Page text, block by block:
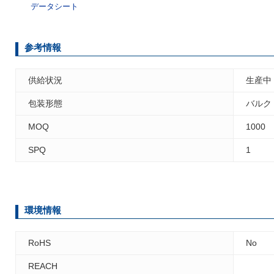
データシート
参考情報
供給状況 生産中
包装形態 バルク
MOQ 1000
SPQ 1
環境情報
RoHS No
REACH